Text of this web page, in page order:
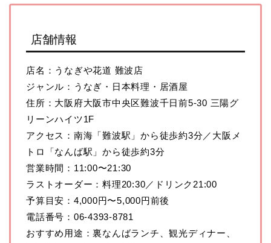
店舗情報
店名：うなぎや花道 難波店
ジャンル：うなぎ・日本料理・居酒屋
住所：大阪府大阪市中央区難波千日前5-30 三陽グ
リーンハイツ1F
アクセス：南海「難波駅」から徒歩約3分／大阪メ
トロ「なんば駅」から徒歩約3分
営業時間：11:00〜21:30
ラストオーダー：料理20:30／ドリンク21:00
予算目安：4,000円〜5,000円前後
電話番号：06-4393-8781
おすすめ用途：裏なんばランチ、観光ディナー、